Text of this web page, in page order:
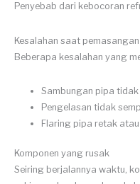
Penyebab dari kebocoran
Kesalahan saat pemasangan
Beberapa kesalahan yang
Sambungan pipa
Pengelasan tidak
Flaring pipa retak
Komponen yang rusak
Seiring berjalannya waktu,